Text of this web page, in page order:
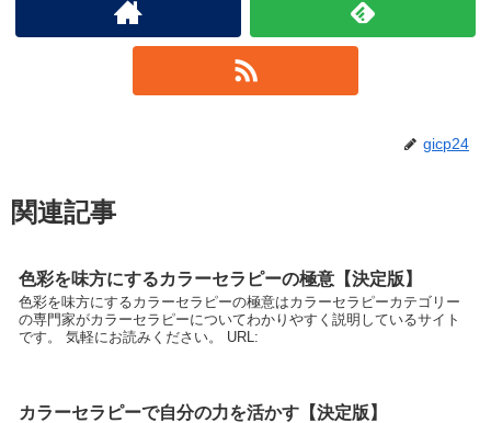
gicp24
関連記事
色彩を味方にするカラーセラピーの極意【決定版】
色彩を味方にするカラーセラピーの極意はカラーセラピーカテゴリー
の専門家がカラーセラピーについてわかりやすく説明しているサイト
です。 気軽にお読みください。 URL:
カラーセラピーで自分の力を活かす【決定版】